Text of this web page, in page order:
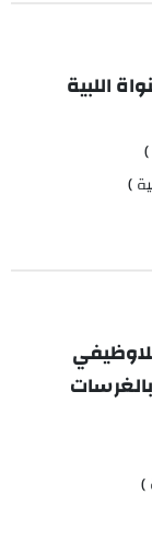
اللبية
)
)